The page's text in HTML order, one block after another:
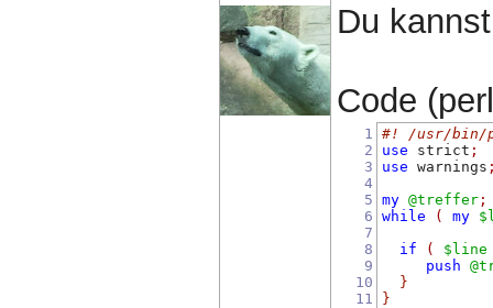
Du
Code
1
2
3
4
5
6
7
8
9
10
11
#! /usr/bin/
use strict ;
use warnings
my @treffer ;
while
( my
if
(
$line
push
}
}